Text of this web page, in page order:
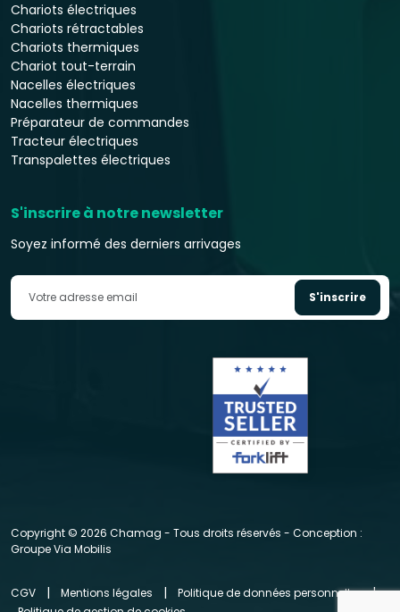
Chariots électriques
Chariots rétractables
Chariots thermiques
Chariot tout-terrain
Nacelles électriques
Nacelles thermiques
Préparateur de commandes
Tracteur électriques
Transpalettes électriques
S'inscrire à notre newsletter
Soyez informé des derniers arrivages
S'inscrire
Copyright © 2026 Chamag - Tous droits réservés - Conception :
Groupe Via Mobilis
CGV | Mentions légales | Politique de données personnelles |